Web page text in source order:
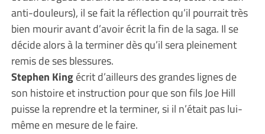
anti-douleurs), il se fait la réflection qu’il pourrait très
bien mourir avant d’avoir écrit la fin de la saga. Il se
décide alors à la terminer dès qu’il sera pleinement
remis de ses blessures.
Stephen Kingécrit d’ailleurs des grandes lignes de
son histoire et instruction pour que son fils Joe Hill
puisse la reprendre et la terminer, si il n’était pas lui-
même en mesure de le faire.